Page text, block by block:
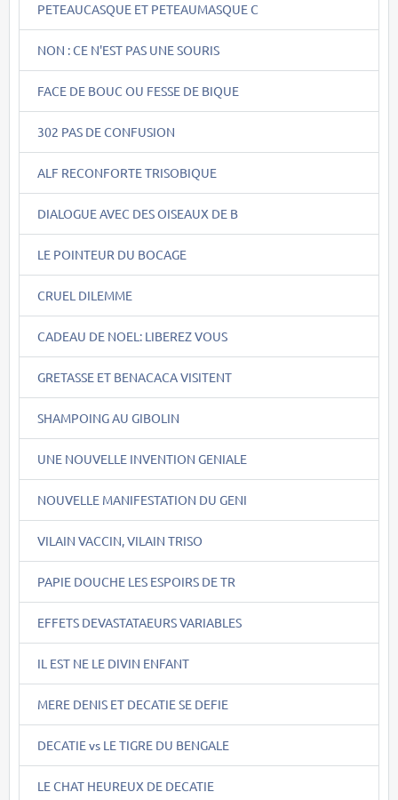
PETEAUCASQUE ET PETEAUMASQUE C
NON : CE N'EST PAS UNE SOURIS
FACE DE BOUC OU FESSE DE BIQUE
302 PAS DE CONFUSION
ALF RECONFORTE TRISOBIQUE
DIALOGUE AVEC DES OISEAUX DE B
LE POINTEUR DU BOCAGE
CRUEL DILEMME
CADEAU DE NOEL: LIBEREZ VOUS
GRETASSE ET BENACACA VISITENT
SHAMPOING AU GIBOLIN
UNE NOUVELLE INVENTION GENIALE
NOUVELLE MANIFESTATION DU GENI
VILAIN VACCIN, VILAIN TRISO
PAPIE DOUCHE LES ESPOIRS DE TR
EFFETS DEVASTATAEURS VARIABLES
IL EST NE LE DIVIN ENFANT
MERE DENIS ET DECATIE SE DEFIE
DECATIE vs LE TIGRE DU BENGALE
LE CHAT HEUREUX DE DECATIE